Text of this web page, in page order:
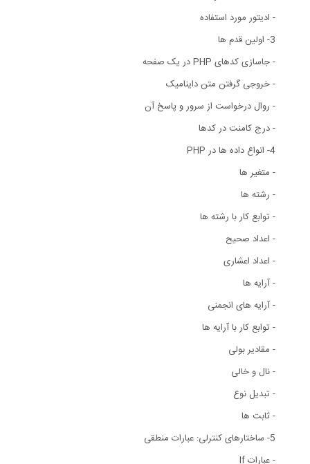
- ادیتور مورد استفاده
3- اولین قدم ها
- جاسازی کدهای PHP در یک صفحه
- خروجی گرفتن متن داینامیک
- روال درخواست از سرور و پاسخ آن
- درج کامنت در کدها
4- انواع داده ها در PHP
- متغیر ها
- رشته ها
- توابع کار با رشته ها
- اعداد صحیح
- اعداد اعشاری
- آرایه ها
- آرایه های انجمنی
- توابع کار با آرایه ها
- مقادیر بولی
- نال و خالی
- تبدیل نوع
- ثابت ها
5- ساختارهای کنترلی: عبارات منطقی
- عبارات If